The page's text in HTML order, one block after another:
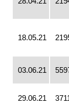
18.05.21
03.06.21
29.06.21